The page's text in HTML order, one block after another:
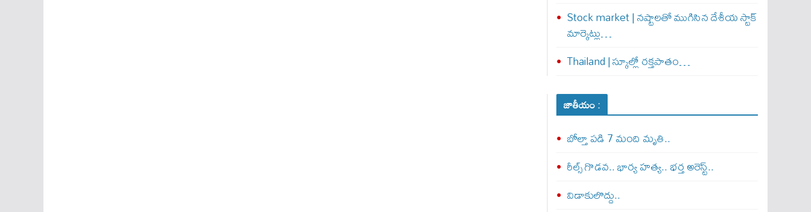
Stock market | నష్టాలతో ముగిసిన దేశీయ స్టాక్
మార్కెట్లు…
Thailand | స్కూల్లో రక్తపాతం…
జాతీయం :
బోల్తా పడి 7 మంది మృతి..
రీల్స్ గొడవ.. భార్య హత్య.. భర్త అరెస్ట్..
విడాకులొద్దు..